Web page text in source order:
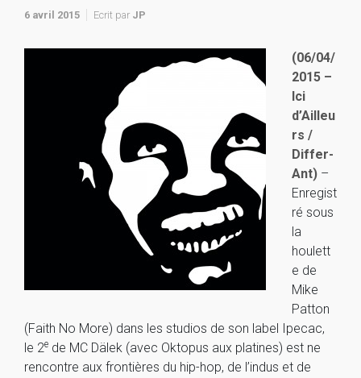
6 avril 2015 Ecrit par JP
(06/04/
2015 –
Ici
d’Ailleu
rs /
Differ-
Ant) –
Enregist
ré sous
la
houlett
e de
Mike
Patton
(Faith No More) dans les studios de son label Ipecac,
le 2e de MC Dälek (avec Oktopus aux platines) est ne
rencontre aux frontières du hip-hop, de l’indus et de